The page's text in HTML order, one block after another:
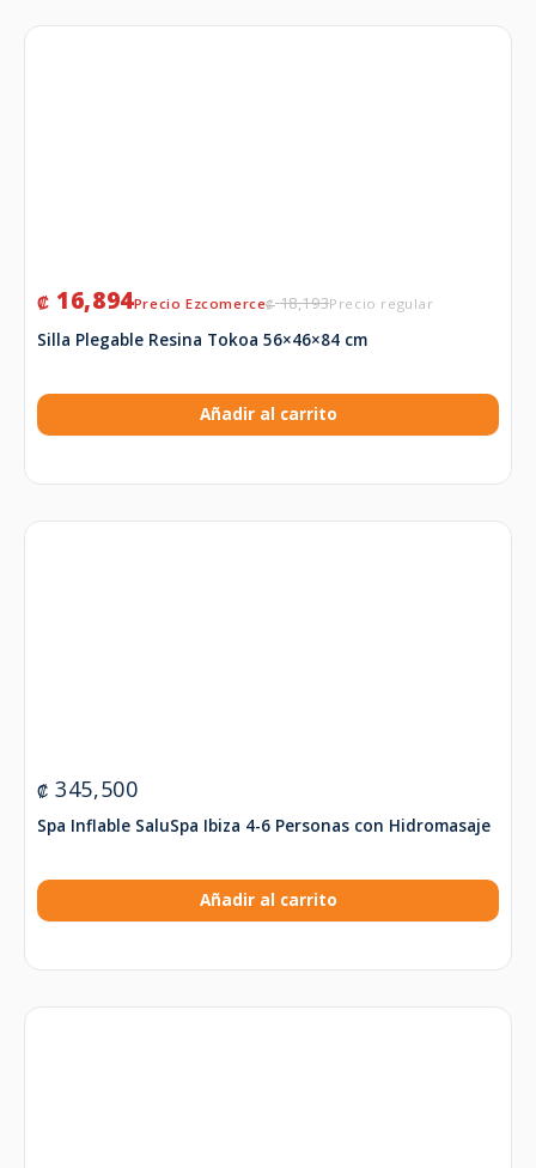
₡18,193
₡ 16,894
Silla Plegable Resina Tokoa 56×46×84 cm
Añadir al carrito
₡ 345,500
Spa Inflable SaluSpa Ibiza 4-6 Personas con Hidromasaje
Añadir al carrito